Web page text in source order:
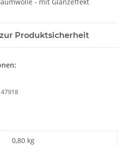
Produktsicherheit
0,80 kg